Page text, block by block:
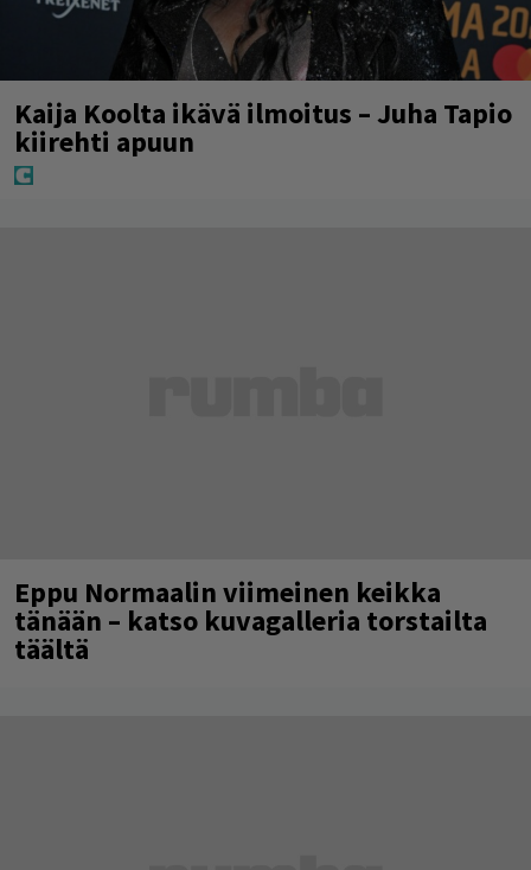
Kaija Koolta ikävä ilmoitus – Juha Tapio
kiirehti apuun
Eppu Normaalin viimeinen keikka
tänään – katso kuvagalleria torstailta
täältä